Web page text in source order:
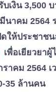
เงิน 3,500
าคม 2564
ให้ประชาช
เพื่อเยียวยา
าคม 2564
35 ล้านคน